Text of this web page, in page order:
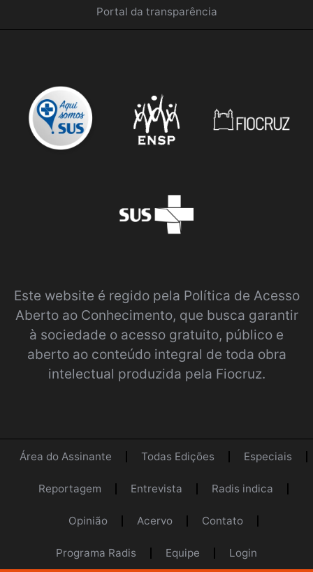
Portal da transparência
Este website é regido pela Política de Acesso
Aberto ao Conhecimento, que busca garantir
à sociedade o acesso gratuito, público e
aberto ao conteúdo integral de toda obra
intelectual produzida pela Fiocruz.
Área do Assinante Todas Edições Especiais
Reportagem Entrevista Radis indica
Opinião Acervo Contato
Programa Radis Equipe Login